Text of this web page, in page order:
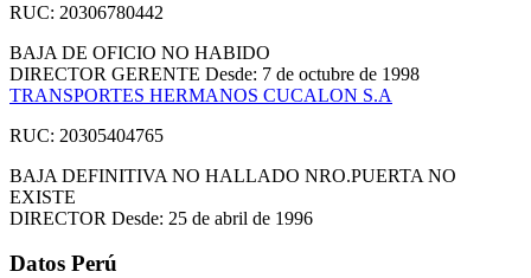
RUC: 20306780442
BAJA DE OFICIO NO HABIDO
DIRECTOR GERENTE Desde: 7 de octubre de 1998
TRANSPORTES HERMANOS CUCALON S.A
RUC: 20305404765
BAJA DEFINITIVA NO HALLADO NRO.PUERTA NO
EXISTE
DIRECTOR Desde: 25 de abril de 1996
Datos Perú